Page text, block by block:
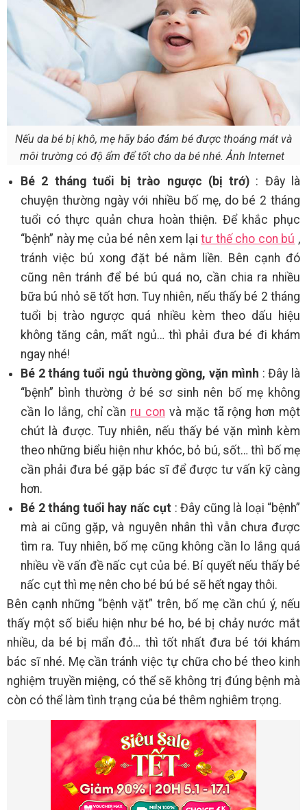
Nếu da bé bị khô, mẹ hãy bảo đảm bé được thoáng mát và
môi trường có độ ẩm để tốt cho da bé nhé. Ảnh Internet
Bé 2 tháng tuổi bị trào ngược (bị trớ) : Đây là
chuyện thường ngày với nhiều bố mẹ, do bé 2 tháng
tuổi có thực quản chưa hoàn thiện. Để khắc phục
“bệnh” này mẹ của bé nên xem lạitư thế cho con bú ,
tránh việc bú xong đặt bé nằm liền. Bên cạnh đó
cũng nên tránh để bé bú quá no, cần chia ra nhiều
bữa bú nhỏ sẽ tốt hơn. Tuy nhiên, nếu thấy bé 2 tháng
tuổi bị trào ngược quá nhiều kèm theo dấu hiệu
không tăng cân, mất ngủ… thì phải đưa bé đi khám
ngay nhé!
Bé 2 tháng tuổi ngủ thường gồng, vặn mình : Đây là
“bệnh” bình thường ở bé sơ sinh nên bố mẹ không
cần lo lắng, chỉ cần ru con và mặc tã rộng hơn một
chút là được. Tuy nhiên, nếu thấy bé vặn mình kèm
theo những biểu hiện như khóc, bỏ bú, sốt… thì bố mẹ
cần phải đưa bé gặp bác sĩ để được tư vấn kỹ càng
hơn.
Bé 2 tháng tuổi hay nấc cụt : Đây cũng là loại “bệnh”
mà ai cũng gặp, và nguyên nhân thì vẫn chưa được
tìm ra. Tuy nhiên, bố mẹ cũng không cần lo lắng quá
nhiều về vấn đề nấc cụt của bé. Bí quyết nếu thấy bé
nấc cụt thì mẹ nên cho bé bú bé sẽ hết ngay thôi.
Bên cạnh những “bệnh vặt” trên, bố mẹ cần chú ý, nếu
thấy một số biểu hiện như bé ho, bé bị chảy nước mắt
nhiều, da bé bị mẩn đỏ… thì tốt nhất đưa bé tới khám
bác sĩ nhé. Mẹ cần tránh việc tự chữa cho bé theo kinh
nghiệm truyền miệng, có thể sẽ không trị đúng bệnh mà
còn có thể làm tình trạng của bé thêm nghiêm trọng.